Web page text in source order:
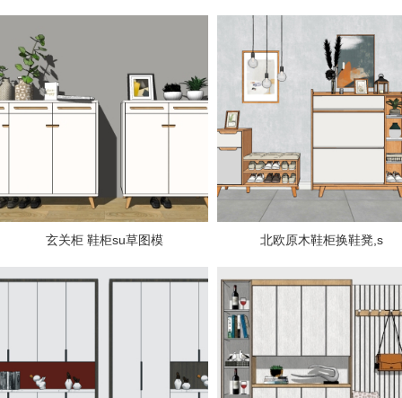
玄关柜 鞋柜su草图模 北欧原木鞋柜换鞋凳,s